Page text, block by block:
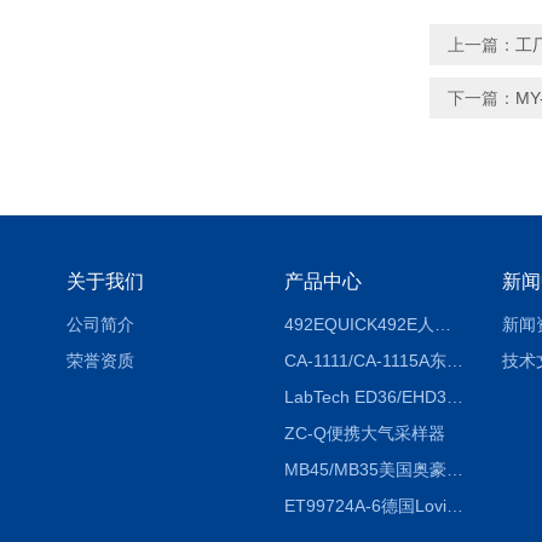
上一篇： 工
下一篇：
关于我们
公司简介
荣誉资质
产品中心
CA-1111/CA-1115A东京理化EYELA CA-1111/CA-1115A冷却水循环装置
ZC-Q便携大气采样器
MB45/MB35美国奥豪斯OHAUS MB45/MB35卤素红外水分测定仪
ET99724A-6德国Lovibond ET99724A-6微电脑BOD测定仪
新
新闻
技术